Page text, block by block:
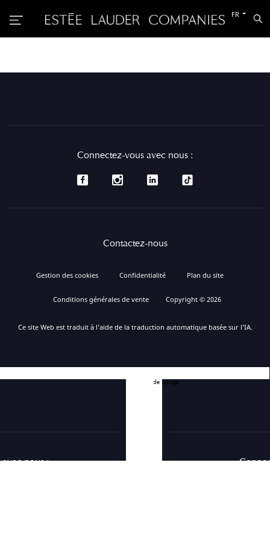
Passer
langue
FR
Connectez-vous avec nous :
Contactez-nous
Gestion des cookies Confidentialité Plan du site
Conditions générales de vente Copyright © 2026
Ce site Web est traduit à l’aide de la traduction automatique basée sur l’IA.